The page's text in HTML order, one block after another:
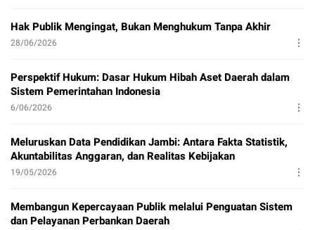
Hak Publik Mengingat, Bukan Menghukum Tanpa Akhir
28/06/2026
Perspektif Hukum: Dasar Hukum Hibah Aset Daerah dalam
Sistem Pemerintahan Indonesia
6/06/2026
Meluruskan Data Pendidikan Jambi: Antara Fakta Statistik,
Akuntabilitas Anggaran, dan Realitas Kebijakan
19/05/2026
Membangun Kepercayaan Publik melalui Penguatan Sistem
dan Pelayanan Perbankan Daerah